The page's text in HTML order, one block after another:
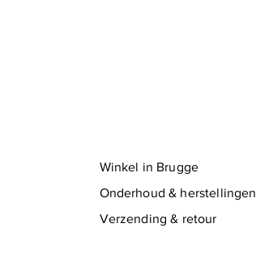
Winkel in Brugge
Onderhoud & herstellingen
Verzending & retour